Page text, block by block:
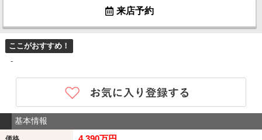
来店予約
ここがおすすめ！
-
基本情報